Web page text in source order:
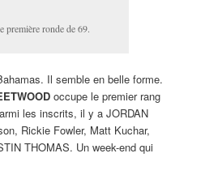
première ronde de 69.
Il semble en belle forme.
occupe le premier rang
les inscrits, il y a JORDAN
Rickie Fowler, Matt Kuchar,
THOMAS. Un week-end qui